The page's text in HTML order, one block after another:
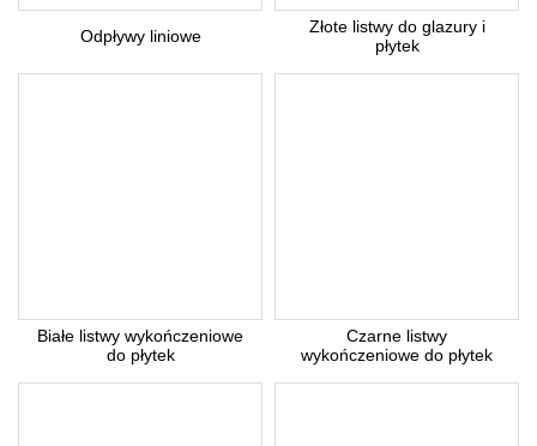
Odpływy liniowe
Złote listwy do glazury i
płytek
Białe listwy wykończeniowe
do płytek
Czarne listwy
wykończeniowe do płytek